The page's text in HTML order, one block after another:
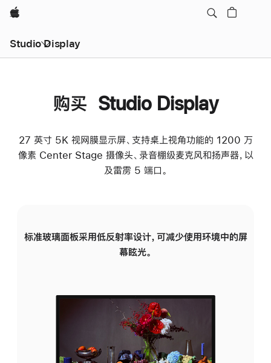
Apple
Studio Display
购买 Studio Display
27 英寸 5K 视网膜显示屏、支持桌上视角功能的 1200 万
像素 Center Stage 摄像头、录音棚级麦克风和扬声器，以
及雷雳 5 端口。
标准玻璃面板采用低反射率设计，可减少使用环境中的屏
幕眩光。